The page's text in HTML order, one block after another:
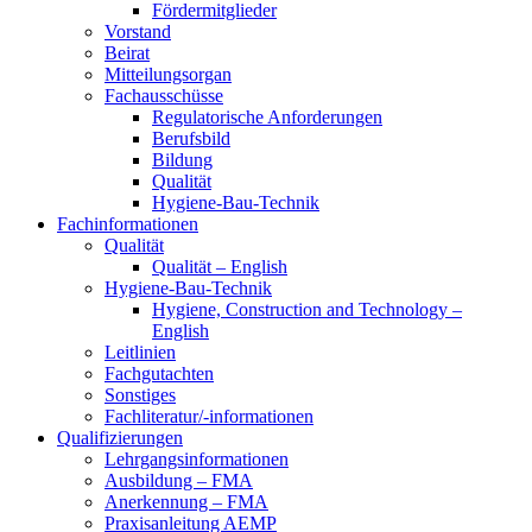
Fördermitglieder
Vorstand
Beirat
Mitteilungsorgan
Fachausschüsse
Regulatorische Anforderungen
Berufsbild
Bildung
Qualität
Hygiene-Bau-Technik
Fachinformationen
Qualität
Qualität – English
Hygiene-Bau-Technik
Hygiene, Construction and Technology –
English
Leitlinien
Fachgutachten
Sonstiges
Fachliteratur/-informationen
Qualifizierungen
Lehrgangsinformationen
Ausbildung – FMA
Anerkennung – FMA
Praxisanleitung AEMP